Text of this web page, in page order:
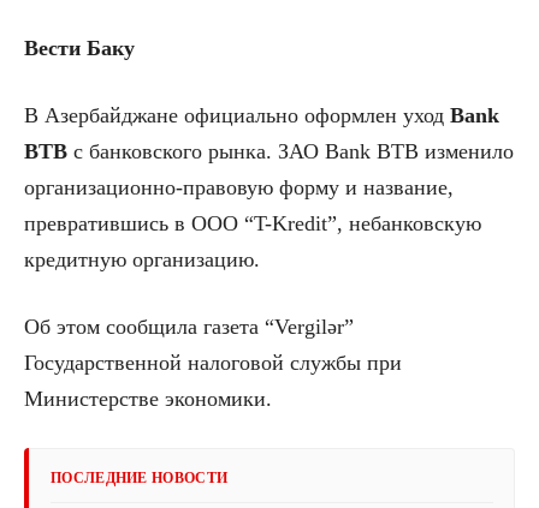
Вести Баку
В Азербайджане официально оформлен уход Bank
BTB с банковского рынка. ЗАО Bank BTB изменило
организационно-правовую форму и название,
превратившись в ООО “T-Kredit”, небанковскую
кредитную организацию.
Об этом сообщила газета “Vergilər”
Государственной налоговой службы при
Министерстве экономики.
ПОСЛЕДНИЕ НОВОСТИ